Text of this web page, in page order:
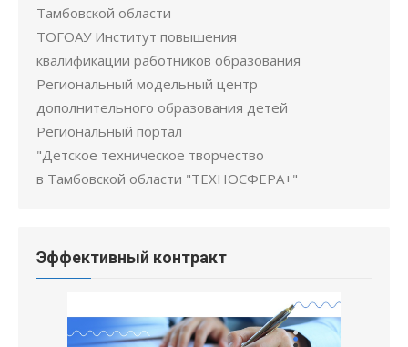
Тамбовской области
ТОГОАУ Институт повышения
квалификации работников образования
Региональный модельный центр
дополнительного образования детей
Региональный портал
"Детское техническое творчество
в Тамбовской области "ТЕХНОСФЕРА+"
Эффективный контракт